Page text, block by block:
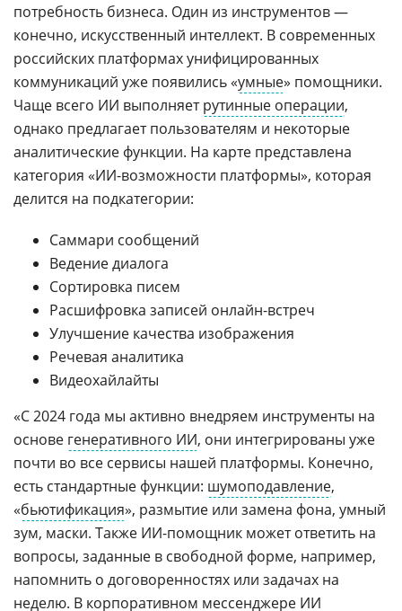
потребность бизнеса. Один из инструментов —
конечно, искусственный интеллект. В современных
российских платформах унифицированных
коммуникаций уже появились «умные» помощники.
Чаще всего ИИ выполняетрутинные операции,
однако предлагает пользователям и некоторые
аналитические функции. На карте представлена
категория «ИИ-возможности платформы», которая
делится на подкатегории:
Саммари сообщений
Ведение диалога
Сортировка писем
Расшифровка записей онлайн-встреч
Улучшение качества изображения
Речевая аналитика
Видеохайлайты
«С 2024 года мы активно внедряем инструменты на
основе генеративного ИИ, они интегрированы уже
почти во все сервисы нашей платформы. Конечно,
есть стандартные функции: шумоподавление,
«бьютификация», размытие или замена фона, умный
зум, маски. Также ИИ-помощник может ответить на
вопросы, заданные в свободной форме, например,
напомнить о договоренностях или задачах на
неделю. В корпоративном мессенджере ИИ